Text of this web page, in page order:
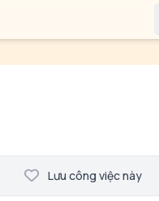
Lưu công việc này